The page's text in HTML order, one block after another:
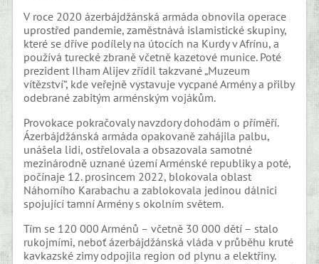
V roce 2020 ázerbájdžánská armáda obnovila operace
uprostřed pandemie, zaměstnává islamistické skupiny,
které se dříve podílely na útocích na Kurdy v Afrínu, a
používá turecké zbraně včetně kazetové munice. Poté
prezident Ilham Alijev zřídil takzvané „Muzeum
vítězství“, kde veřejně vystavuje vycpané Armény a přilby
odebrané zabitým arménským vojákům.
Provokace pokračovaly navzdory dohodám o příměří.
Ázerbájdžánská armáda opakovaně zahájila palbu,
unášela lidi, ostřelovala a obsazovala samotné
mezinárodně uznané území Arménské republiky a poté,
počínaje 12. prosincem 2022, blokovala oblast
Náhorního Karabachu a zablokovala jedinou dálnici
spojující tamní Armény s okolním světem.
Tím se 120 000 Arménů – včetně 30 000 dětí – stalo
rukojmími, neboť ázerbájdžánská vláda v průběhu kruté
kavkazské zimy odpojila region od plynu a elektřiny.